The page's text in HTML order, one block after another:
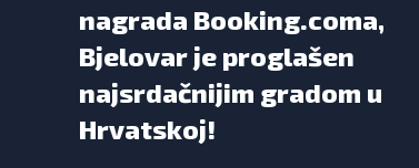
nagrada Booking.coma,
Bjelovar je proglašen
najsrdačnijim gradom u
Hrvatskoj!